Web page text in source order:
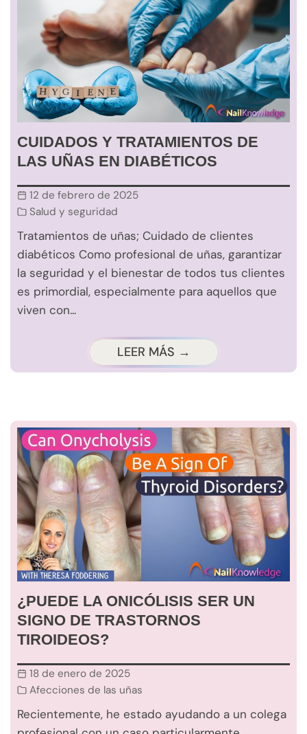
CUIDADOS Y TRATAMIENTOS DE
LAS UÑAS EN DIABÉTICOS
12 de febrero de 2025
Salud y seguridad
Tratamientos de uñas; Cuidado de clientes
diabéticos Como profesional de uñas, garantizar
la seguridad y el bienestar de todos tus clientes
es primordial, especialmente para aquellos que
viven con...
LEER MÁS →
¿PUEDE LA ONICÓLISIS SER UN
SIGNO DE TRASTORNOS
TIROIDEOS?
18 de enero de 2025
Afecciones de las uñas
Recientemente, he estado ayudando a un colega